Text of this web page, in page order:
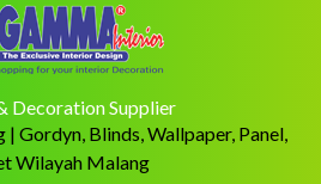
Decoration Supplier
Gordyn, Blinds, Wallpaper, Panel,
Wilayah Malang